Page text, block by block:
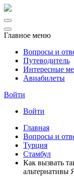
Главное меню
Вопросы и
Путеводитель
Интересные
Авиабилеты
Войти
Войти
Главная
Вопросы и
Турция
Стамбул
Как вызвать
альтернативы